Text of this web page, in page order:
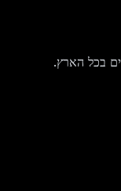
בכל הארץ.